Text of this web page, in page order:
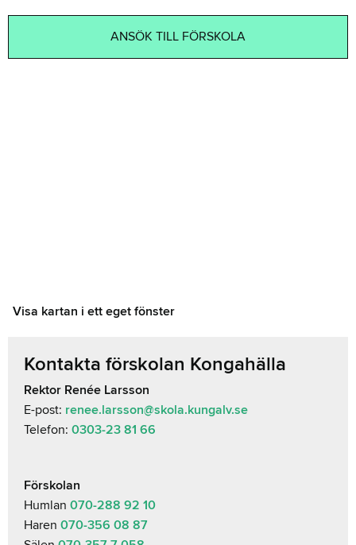
ANSÖK TILL FÖRSKOLA
Visa kartan i ett eget fönster
Kontakta förskolan Kongahälla
Rektor Renée Larsson
E-post: renee.larsson@skola.kungalv.se
Telefon: 0303-23 81 66
Förskolan
Humlan 070-288 92 10
Haren 070-356 08 87